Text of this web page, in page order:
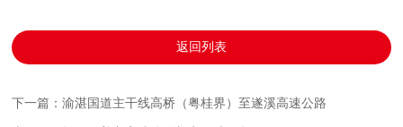
返回列表
下一篇：渝湛国道主干线高桥（粤桂界）至遂溪高速公路